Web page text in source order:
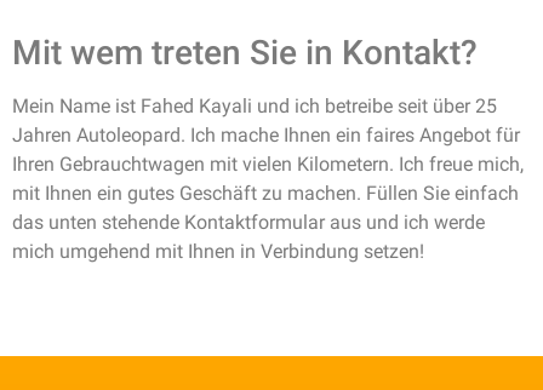
Mit wem treten Sie in Kontakt?
Mein Name ist Fahed Kayali und ich betreibe seit über 25
Jahren Autoleopard. Ich mache Ihnen ein faires Angebot für
Ihren Gebrauchtwagen mit vielen Kilometern. Ich freue mich,
mit Ihnen ein gutes Geschäft zu machen. Füllen Sie einfach
das unten stehende Kontaktformular aus und ich werde
mich umgehend mit Ihnen in Verbindung setzen!